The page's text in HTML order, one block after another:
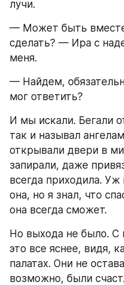
лучи.
— Может быть
сделать? — Ира с
меня.
— Найдем,
мог ответить?
И мы искали. Бегали
так и называл
открывали двери в
запирали, даже
всегда приходила.
она, но я знал, что
она всегда сможет.
Но выхода не было.
это все яснее, видя,
палатах. Они не
возможно, были